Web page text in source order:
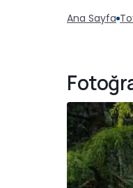
Ana Sayfa